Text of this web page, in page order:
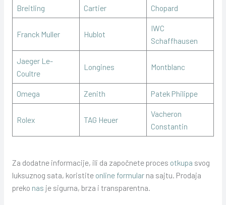
Breitling Cartier Chopard
Franck Muller Hublot
IWC
Schaffhausen
Jaeger Le-
Coultre
Longines Montblanc
Omega Zenith Patek Philippe
Rolex TAG Heuer
Vacheron
Constantin
Za dodatne informacije, ili da započnete proces otkupa svog
luksuznog sata, koristite online formularna sajtu. Prodaja
preko nas je sigurna, brza i transparentna.